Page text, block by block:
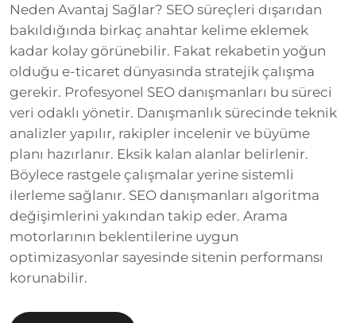
Neden Avantaj Sağlar? SEO süreçleri dışarıdan
bakıldığında birkaç anahtar kelime eklemek
kadar kolay görünebilir. Fakat rekabetin yoğun
olduğu e-ticaret dünyasında stratejik çalışma
gerekir. Profesyonel SEO danışmanları bu süreci
veri odaklı yönetir. Danışmanlık sürecinde teknik
analizler yapılır, rakipler incelenir ve büyüme
planı hazırlanır. Eksik kalan alanlar belirlenir.
Böylece rastgele çalışmalar yerine sistemli
ilerleme sağlanır. SEO danışmanları algoritma
değişimlerini yakından takip eder. Arama
motorlarının beklentilerine uygun
optimizasyonlar sayesinde sitenin performansı
korunabilir.